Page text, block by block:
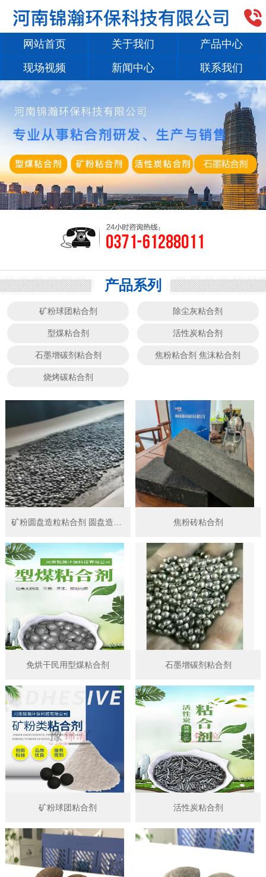

网站首页 关于我们
产品中心
现场视频
新闻中心 联系我们
1/2
产品系列
矿粉球团粘合剂 除尘灰粘合剂
型煤粘合剂 活性炭粘合剂
石墨增碳剂粘合剂 焦粉粘合剂 焦沫粘合剂
烧烤碳粘合剂
焦粉砖粘合剂
免烘干民用型煤粘合剂 石墨增碳剂粘合剂
矿粉球团粘合剂 活性炭粘合剂